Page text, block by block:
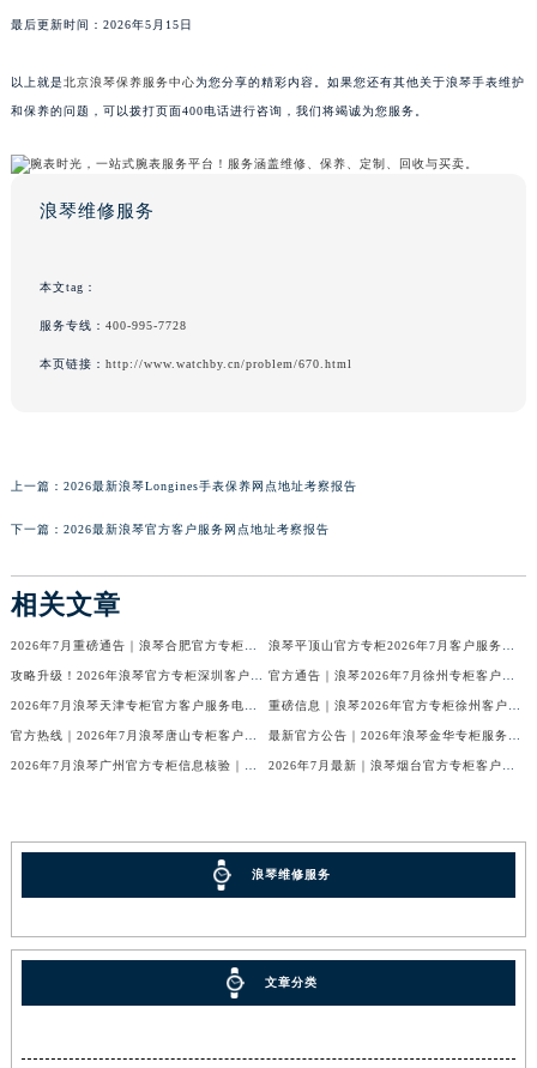
最后更新时间：2026年5月15日
以上就是北京浪琴保养服务中心为您分享的精彩内容。如果您还有其他关于浪琴手表维护
和保养的问题，可以拨打页面400电话进行咨询，我们将竭诚为您服务。
浪琴维修服务
本文tag：
服务专线： 400-995-7728
本页链接： http://www.watchby.cn/problem/670.html
上一篇： 2026最新浪琴Longines手表保养网点地址考察报告
下一篇： 2026最新浪琴官方客户服务网点地址考察报告
相关文章
浪琴维修服务
文章分类